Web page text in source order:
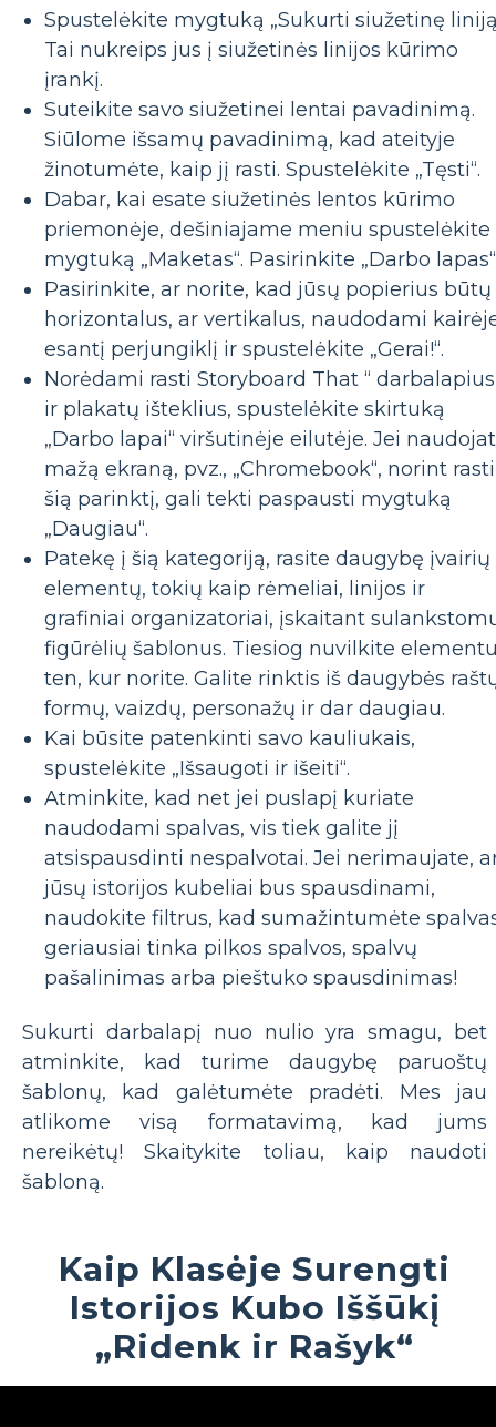
Spustelėkite mygtuką „Sukurti siužetinę
Tai nukreips jus į siužetinės linijos kūrimo
įrankį.
Suteikite savo siužetinei lentai pavadinimą.
Siūlome išsamų pavadinimą, kad ateityje
žinotumėte, kaip jį rasti. Spustelėkite „Tęsti“.
Dabar, kai esate siužetinės lentos kūrimo
priemonėje, dešiniajame meniu spustelėkite
mygtuką „Maketas“. Pasirinkite „Darbo
Pasirinkite, ar norite, kad jūsų popierius būtų
horizontalus, ar vertikalus, naudodami
esantį perjungiklį ir spustelėkite „Gerai!“.
Norėdami rasti Storyboard That “ darbalapius
ir plakatų išteklius, spustelėkite skirtuką
„Darbo lapai“ viršutinėje eilutėje. Jei
mažą ekraną, pvz., „Chromebook“, norint rasti
šią parinktį, gali tekti paspausti mygtuką
„Daugiau“.
Patekę į šią kategoriją, rasite daugybę įvairių
elementų, tokių kaip rėmeliai, linijos ir
grafiniai organizatoriai, įskaitant
figūrėlių šablonus. Tiesiog nuvilkite
ten, kur norite. Galite rinktis iš daugybės
formų, vaizdų, personažų ir dar daugiau.
Kai būsite patenkinti savo kauliukais,
spustelėkite „Išsaugoti ir išeiti“.
Atminkite, kad net jei puslapį kuriate
naudodami spalvas, vis tiek galite jį
atsispausdinti nespalvotai. Jei nerimaujate,
jūsų istorijos kubeliai bus spausdinami,
naudokite filtrus, kad sumažintumėte
geriausiai tinka pilkos spalvos, spalvų
pašalinimas arba pieštuko spausdinimas!
Sukurti darbalapį nuo nulio yra smagu, bet
atminkite, kad turime daugybę paruoštų
šablonų, kad galėtumėte pradėti. Mes jau
atlikome visą formatavimą, kad jums
nereikėtų! Skaitykite toliau, kaip naudoti
šabloną.
Kaip Klasėje Surengti
Istorijos Kubo Iššūkį
„Ridenk ir Rašyk“